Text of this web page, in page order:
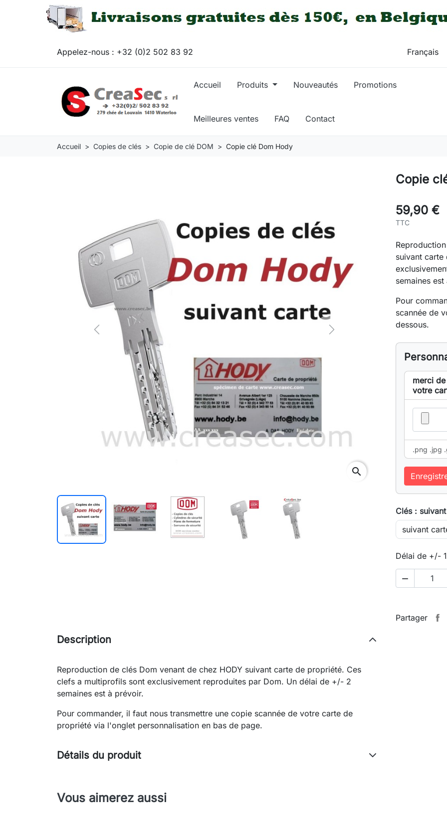
Appelez-nous : +32 (0)2 502 83 92
Accueil Produits Nouveautés Promotions
Meilleures ventes FAQ Contact
Accueil Copies de clés Copie de clé DOM Copie clé Dom Hody
Previous Next
search
Copie
59,90 €
TTC
suivant
semaines
Pour
scannée de
dessous.
merci
votre
.png .jpg
Clés :
Délai de +/-

Partager
Description
Reproduction de clés Dom venant de chez HODY suivant carte de propriété. Ces
clefs a multiprofils sont exclusivement reproduites par Dom. Un délai de +/- 2
semaines est à prévoir.
Pour commander, il faut nous transmettre une copie scannée de votre carte de
propriété via l'onglet personnalisation en bas de page.
Détails du produit
Vous aimerez aussi